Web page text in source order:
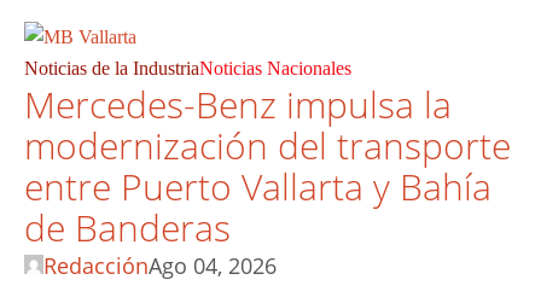
Noticias de la IndustriaNoticias Nacionales
Mercedes-Benz impulsa la
modernización del transporte
entre Puerto Vallarta y Bahía
de Banderas
RedacciónAgo 04, 2026